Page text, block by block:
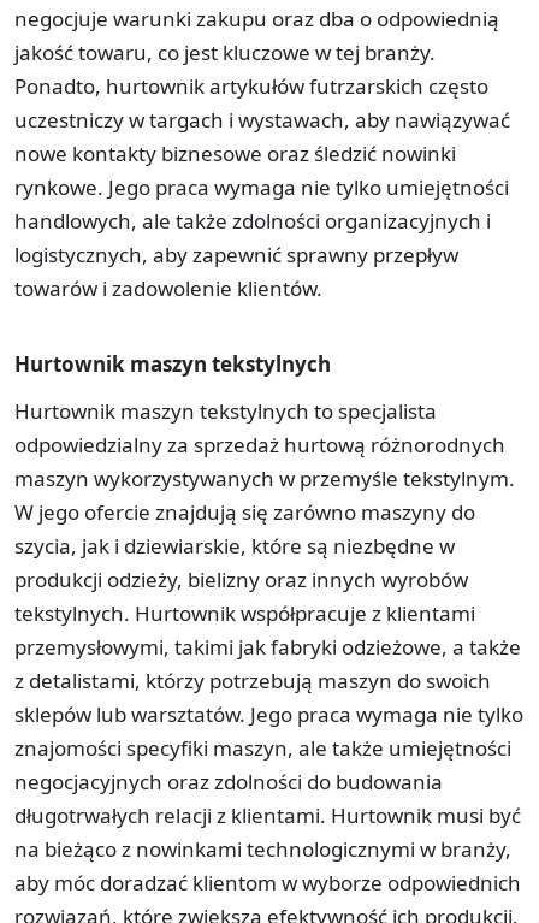
negocjuje warunki zakupu oraz dba o odpowiednią
jakość towaru, co jest kluczowe w tej branży.
Ponadto, hurtownik artykułów futrzarskich często
uczestniczy w targach i wystawach, aby nawiązywać
nowe kontakty biznesowe oraz śledzić nowinki
rynkowe. Jego praca wymaga nie tylko umiejętności
handlowych, ale także zdolności organizacyjnych i
logistycznych, aby zapewnić sprawny przepływ
towarów i zadowolenie klientów.
Hurtownik maszyn tekstylnych
Hurtownik maszyn tekstylnych to specjalista
odpowiedzialny za sprzedaż hurtową różnorodnych
maszyn wykorzystywanych w przemyśle tekstylnym.
W jego ofercie znajdują się zarówno maszyny do
szycia, jak i dziewiarskie, które są niezbędne w
produkcji odzieży, bielizny oraz innych wyrobów
tekstylnych. Hurtownik współpracuje z klientami
przemysłowymi, takimi jak fabryki odzieżowe, a także
z detalistami, którzy potrzebują maszyn do swoich
sklepów lub warsztatów. Jego praca wymaga nie tylko
znajomości specyfiki maszyn, ale także umiejętności
negocjacyjnych oraz zdolności do budowania
długotrwałych relacji z klientami. Hurtownik musi być
na bieżąco z nowinkami technologicznymi w branży,
aby móc doradzać klientom w wyborze odpowiednich
rozwiązań, które zwiększą efektywność ich produkcji.